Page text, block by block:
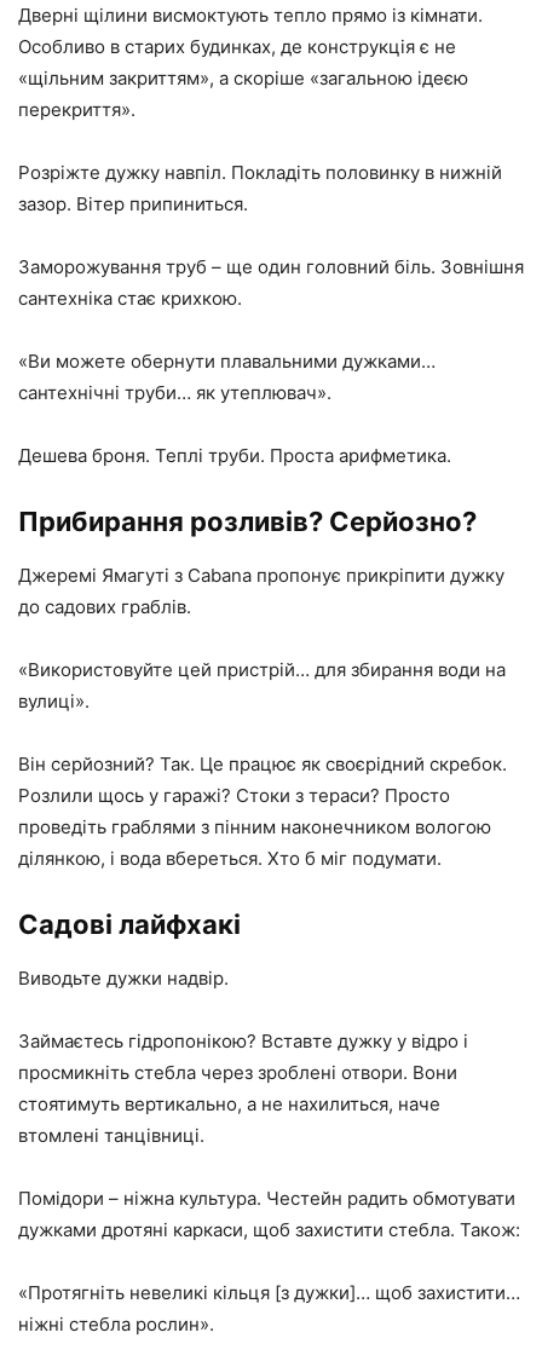
Дверні щілини висмоктують тепло прямо із кімнати.
Особливо в старих будинках, де конструкція є не
«щільним закриттям», а скоріше «загальною ідеєю
перекриття».
Розріжте дужку навпіл. Покладіть половинку в нижній
зазор. Вітер припиниться.
Заморожування труб – ще один головний біль. Зовнішня
сантехніка стає крихкою.
«Ви можете обернути плавальними дужками…
сантехнічні труби… як утеплювач».
Дешева броня. Теплі труби. Проста арифметика.
Прибирання розливів? Серйозно?
Джеремі Ямагуті з Cabana пропонує прикріпити дужку
до садових граблів.
«Використовуйте цей пристрій… для збирання води на
вулиці».
Він серйозний? Так. Це працює як своєрідний скребок.
Розлили щось у гаражі? Стоки з тераси? Просто
проведіть граблями з пінним наконечником вологою
ділянкою, і вода вбереться. Хто б міг подумати.
Садові лайфхакі
Виводьте дужки надвір.
Займаєтесь гідропонікою? Вставте дужку у відро і
просмикніть стебла через зроблені отвори. Вони
стоятимуть вертикально, а не нахилиться, наче
втомлені танцівниці.
Помідори – ніжна культура. Честейн радить обмотувати
дужками дротяні каркаси, щоб захистити стебла. Також:
«Протягніть невеликі кільця [з дужки]… щоб захистити…
ніжні стебла рослин».